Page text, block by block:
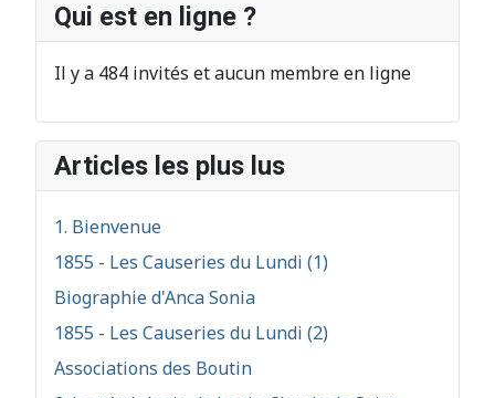
Qui est en ligne ?
Il y a 484 invités et aucun membre en ligne
Articles les plus lus
1. Bienvenue
1855 - Les Causeries du Lundi (1)
Biographie d'Anca Sonia
1855 - Les Causeries du Lundi (2)
Associations des Boutin